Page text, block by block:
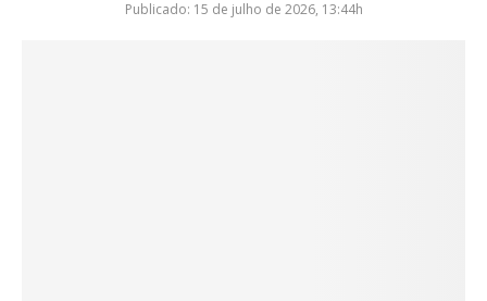
Publicado: 15 de julho de 2026, 13:44h